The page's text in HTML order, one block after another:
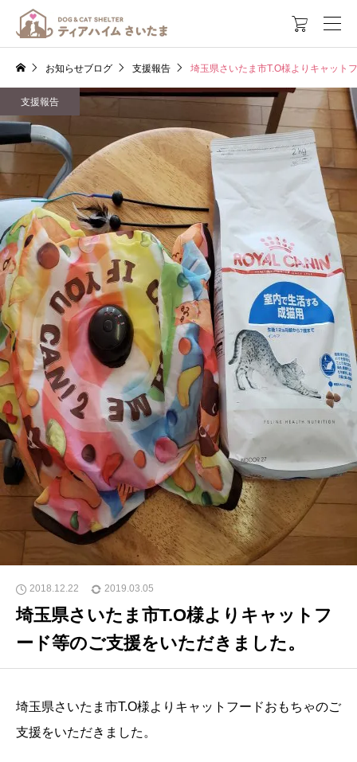

お知らせブログ 支援報告 埼玉県さいたま市T.O様よりキャット
支援報告
2018.12.22 2019.03.05
埼玉県さいたま市T.O様よりキャットフ
ード等のご支援をいただきました。
埼玉県さいたま市T.O様よりキャットフードおもちゃのご
支援をいただきました。